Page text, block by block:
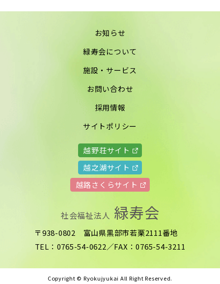
お知らせ
緑寿会について
施設・サービス
お問い合わせ
採用情報
サイトポリシー
越野荘サイト
越之湖サイト
越路さくらサイト
社会福祉法人 緑寿会
〒938-0802 富山県黒部市若栗2111番地
TEL：0765-54-0622／FAX：0765-54-3211
Copyright © Ryokujyukai All Right Reserved.